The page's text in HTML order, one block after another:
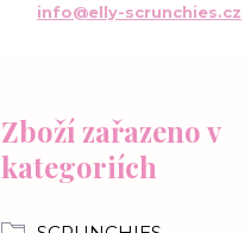
Zboží zařazeno v
kategoriích
info@elly-scrunchies.cz